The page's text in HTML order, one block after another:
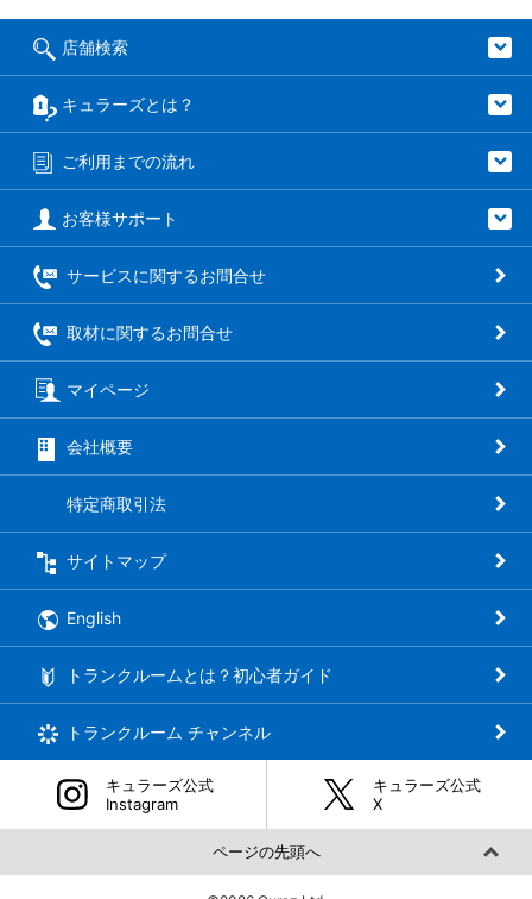
店舗検索
キュラーズとは？
ご利用までの流れ
お客様サポート
サービスに関するお問合せ
取材に関するお問合せ
マイページ
会社概要
特定商取引法
サイトマップ
English
トランクルームとは？初心者ガイド
トランクルーム チャンネル
キュラーズ公式
Instagram
キュラーズ公式
Ⅹ
ページの先頭へ